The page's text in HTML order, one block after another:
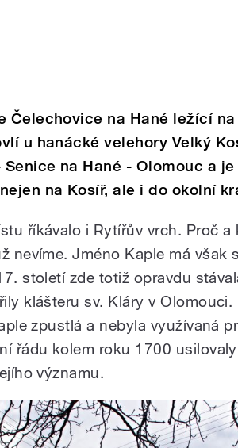
Čelechovice na Hané ležící
u hanácké velehory Velký
na Hané - Olomouc a
na Kosíř, ale i do okolní
říkávalo i Rytířův vrch. Proč
nevíme. Jméno Kaple má však
století zde totiž opravdu
klášteru sv. Kláry v
zpustlá a nebyla využívaná
řádu kolem roku 1700
významu.